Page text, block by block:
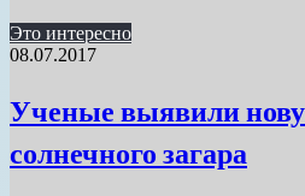
Это интересно
08.07.2017
Ученые выявили
солнечного загара